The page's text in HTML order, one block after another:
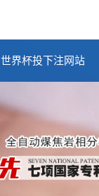
世界杯投下注网站